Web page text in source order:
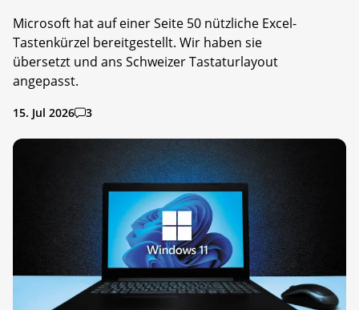
Microsoft hat auf einer Seite 50 nützliche Excel-
Tastenkürzel bereitgestellt. Wir haben sie
übersetzt und ans Schweizer Tastaturlayout
angepasst.
15. Jul 2026 3